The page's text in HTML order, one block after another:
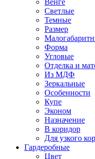
Венге
Светлые
Темные
Размер
Форма
Угловые
Отделка и
Из МДФ
Зеркальные
Особенности
Купе
Эконом
Назначение
В коридор
Для узкого
Гардеробные
Цвет